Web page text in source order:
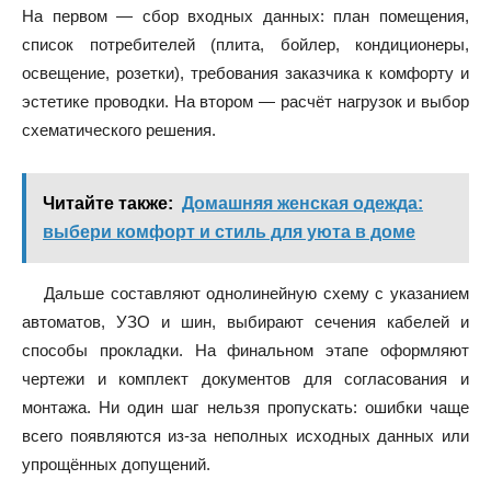
На первом — сбор входных данных: план помещения,
список потребителей (плита, бойлер, кондиционеры,
освещение, розетки), требования заказчика к комфорту и
эстетике проводки. На втором — расчёт нагрузок и выбор
схематического решения.
Читайте также: Домашняя женская одежда:
выбери комфорт и стиль для уюта в доме
Дальше составляют однолинейную схему с указанием
автоматов, УЗО и шин, выбирают сечения кабелей и
способы прокладки. На финальном этапе оформляют
чертежи и комплект документов для согласования и
монтажа. Ни один шаг нельзя пропускать: ошибки чаще
всего появляются из-за неполных исходных данных или
упрощённых допущений.